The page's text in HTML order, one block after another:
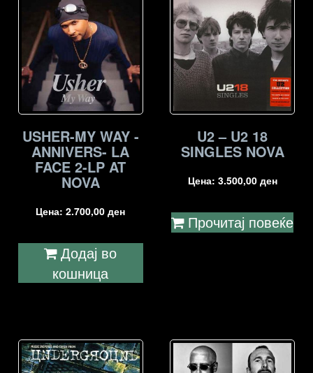
USHER-MY WAY -
ANNIVERS- LA
FACE 2-LP AT
NOVA
Цена:2.700,00ден
Додај во
кошница
U2 – U2 18
SINGLES NOVA
Цена: 3.500,00 ден
Прочитај повеќе